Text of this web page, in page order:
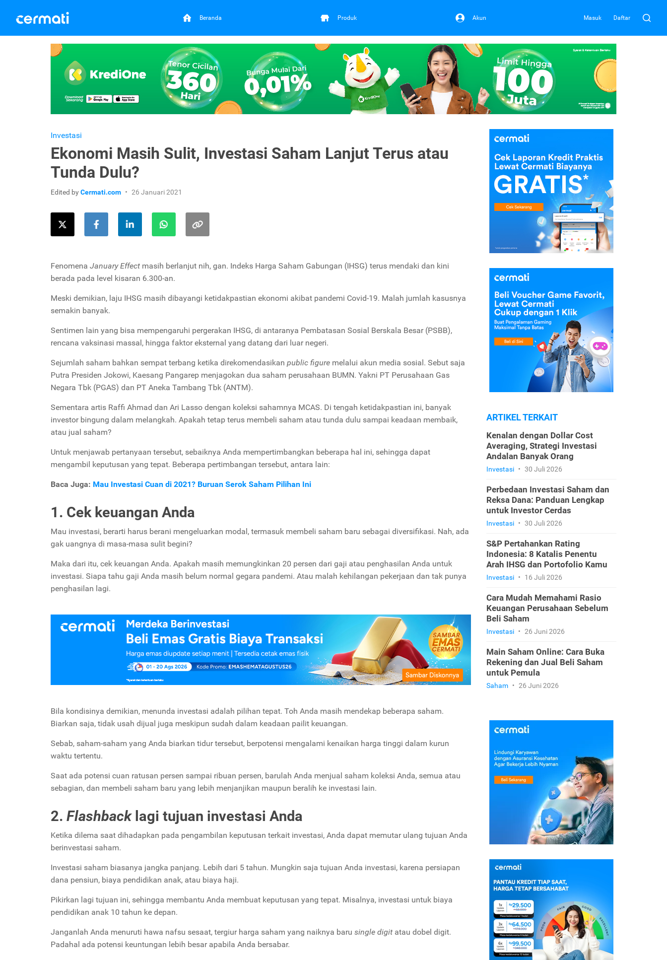
Beranda Produk Akun Masuk Daftar
Investasi
Ekonomi Masih Sulit, Investasi Saham Lanjut Terus atau
Tunda Dulu?
Edited byCermati.com 26 Januari 2021
Fenomena January Effect masih berlanjut nih, gan. Indeks Harga Saham Gabungan (IHSG) terus mendaki dan kini
berada pada level kisaran 6.300-an.
Meski demikian, laju IHSG masih dibayangi ketidakpastian ekonomi akibat pandemi Covid-19. Malah jumlah kasusnya
semakin banyak.
Sentimen lain yang bisa mempengaruhi pergerakan IHSG, di antaranya Pembatasan Sosial Berskala Besar (PSBB),
rencana vaksinasi massal, hingga faktor eksternal yang datang dari luar negeri.
Sejumlah saham bahkan sempat terbang ketika direkomendasikan public figure melalui akun media sosial. Sebut saja
Putra Presiden Jokowi, Kaesang Pangarep menjagokan dua saham perusahaan BUMN. Yakni PT Perusahaan Gas
Negara Tbk (PGAS) dan PT Aneka Tambang Tbk (ANTM).
Sementara artis Raffi Ahmad dan Ari Lasso dengan koleksi sahamnya MCAS. Di tengah ketidakpastian ini, banyak
investor bingung dalam melangkah. Apakah tetap terus membeli saham atau tunda dulu sampai keadaan membaik,
atau jual saham?
Untuk menjawab pertanyaan tersebut, sebaiknya Anda mempertimbangkan beberapa hal ini, sehingga dapat
mengambil keputusan yang tepat. Beberapa pertimbangan tersebut, antara lain:
Baca Juga: Mau Investasi Cuan di 2021? Buruan Serok Saham Pilihan Ini
1. Cek keuangan Anda
Mau investasi, berarti harus berani mengeluarkan modal, termasuk membeli saham baru sebagai diversifikasi. Nah, ada
gak uangnya di masa-masa sulit begini?
Maka dari itu, cek keuangan Anda. Apakah masih memungkinkan 20 persen dari gaji atau penghasilan Anda untuk
investasi. Siapa tahu gaji Anda masih belum normal gegara pandemi. Atau malah kehilangan pekerjaan dan tak punya
penghasilan lagi.
Bila kondisinya demikian, menunda investasi adalah pilihan tepat. Toh Anda masih mendekap beberapa saham.
Biarkan saja, tidak usah dijual juga meskipun sudah dalam keadaan pailit keuangan.
Sebab, saham-saham yang Anda biarkan tidur tersebut, berpotensi mengalami kenaikan harga tinggi dalam kurun
waktu tertentu.
Saat ada potensi cuan ratusan persen sampai ribuan persen, barulah Anda menjual saham koleksi Anda, semua atau
sebagian, dan membeli saham baru yang lebih menjanjikan maupun beralih ke investasi lain.
2. Flashbacklagi tujuan investasi Anda
Ketika dilema saat dihadapkan pada pengambilan keputusan terkait investasi, Anda dapat memutar ulang tujuan Anda
berinvestasi saham.
Investasi saham biasanya jangka panjang. Lebih dari 5 tahun. Mungkin saja tujuan Anda investasi, karena persiapan
dana pensiun, biaya pendidikan anak, atau biaya haji.
Pikirkan lagi tujuan ini, sehingga membantu Anda membuat keputusan yang tepat. Misalnya, investasi untuk biaya
pendidikan anak 10 tahun ke depan.
Janganlah Anda menuruti hawa nafsu sesaat, tergiur harga saham yang naiknya baru single digit atau dobel digit.
Padahal ada potensi keuntungan lebih besar apabila Anda bersabar.
ARTIKEL TERKAIT
Kenalan dengan Dollar Cost
Averaging, Strategi Investasi
Andalan Banyak Orang
Investasi • 30 Juli 2026
Perbedaan Investasi Saham dan
Reksa Dana: Panduan Lengkap
untuk Investor Cerdas
Investasi • 30 Juli 2026
S&P Pertahankan Rating
Indonesia: 8 Katalis Penentu
Arah IHSG dan Portofolio Kamu
Investasi • 16 Juli 2026
Cara Mudah Memahami Rasio
Keuangan Perusahaan Sebelum
Beli Saham
Investasi • 26 Juni 2026
Main Saham Online: Cara Buka
Rekening dan Jual Beli Saham
untuk Pemula
Saham • 26 Juni 2026